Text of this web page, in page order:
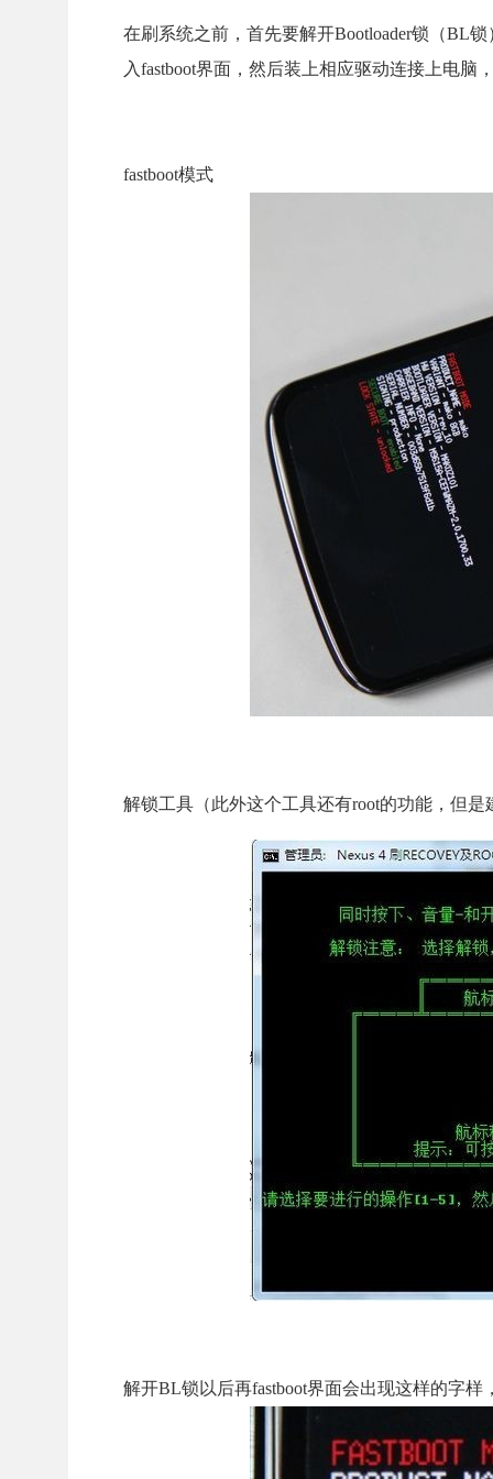
在刷系统之前，首先要解开Bootloader锁（BL
入fastboot界面，然后装上相应驱动连接上电脑
fastboot模式
解锁工具（此外这个工具还有root的功能，但是
解开BL锁以后再fastboot界面会出现这样的字样